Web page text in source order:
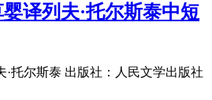
译列夫·托尔斯泰中短
·托尔斯泰 出版社：人民文学出版社